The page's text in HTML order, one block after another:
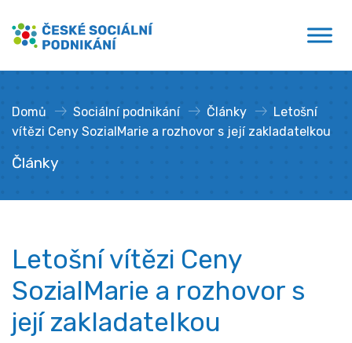
obsahu
České sociální podnikání
Domů » Sociální podnikání » Články »
Letošní
vítězi Ceny SozialMarie a rozhovor s její zakladatelkou
Články
Letošní vítězi Ceny
SozialMarie a rozhovor s
její zakladatelkou